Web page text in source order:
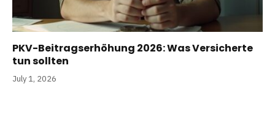
PKV-Beitragserhöhung 2026: Was Versicherte
tun sollten
July 1, 2026